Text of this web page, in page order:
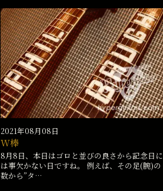
2021年08月08日
W棒
8月8日、本日はゴロと並びの良さから記念日に
は事欠かない日ですね。 例えば、その足(腕)の
数から”タ…